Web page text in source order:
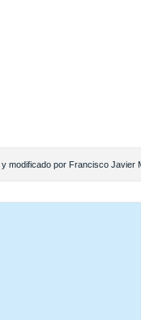
y modificado por Francisco Javier